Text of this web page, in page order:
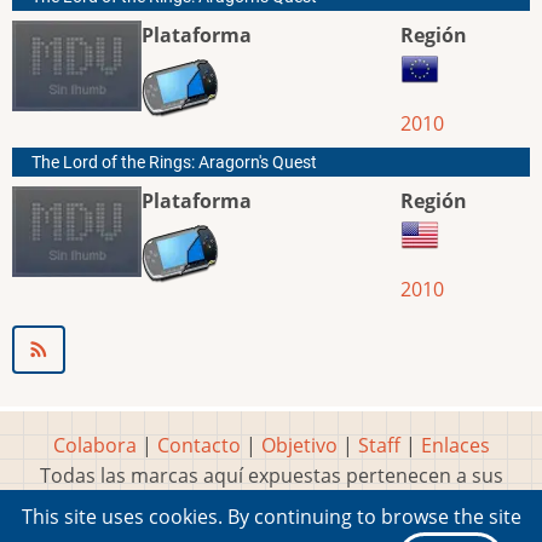
Plataforma Región
2010
The Lord of the Rings: Aragorn's Quest
Plataforma Región
2010
Colabora | Contacto | Objetivo | Staff| Enlaces
Todas las marcas aquí expuestas pertenecen a sus
respectivos y legítimos dueños
Idea, página, contenidos y diseños creados porMarty
This site uses cookies. By continuing to browse the site